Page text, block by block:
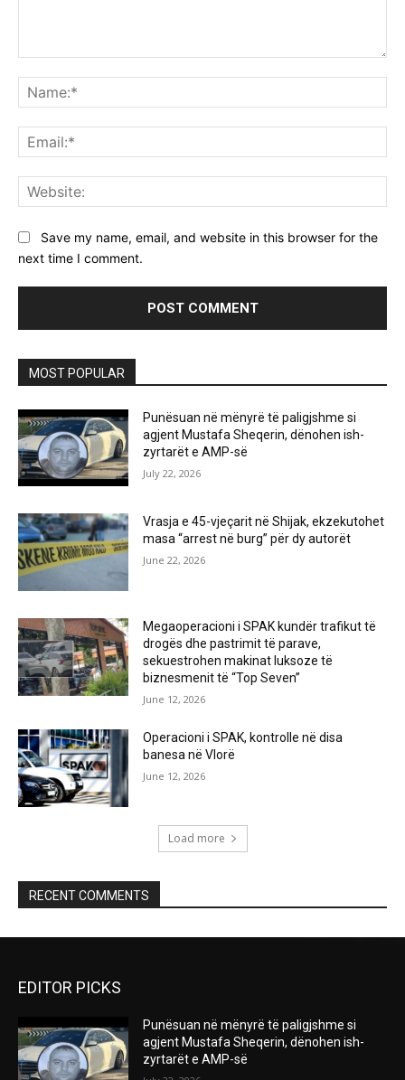
Save my name, email, and website in this browser for the
next time I comment.
MOST POPULAR
Punësuan në mënyrë të paligjshme si
agjent Mustafa Sheqerin, dënohen ish-
zyrtarët e AMP-së
July 22, 2026
Vrasja e 45-vjeçarit në Shijak, ekzekutohet
masa “arrest në burg” për dy autorët
June 22, 2026
Megaoperacioni i SPAK kundër trafikut të
drogës dhe pastrimit të parave,
sekuestrohen makinat luksoze të
biznesmenit të “Top Seven”
June 12, 2026
Operacioni i SPAK, kontrolle në disa
banesa në Vlorë
June 12, 2026
Load more
RECENT COMMENTS
EDITOR PICKS
Punësuan në mënyrë të paligjshme si
agjent Mustafa Sheqerin, dënohen ish-
zyrtarët e AMP-së